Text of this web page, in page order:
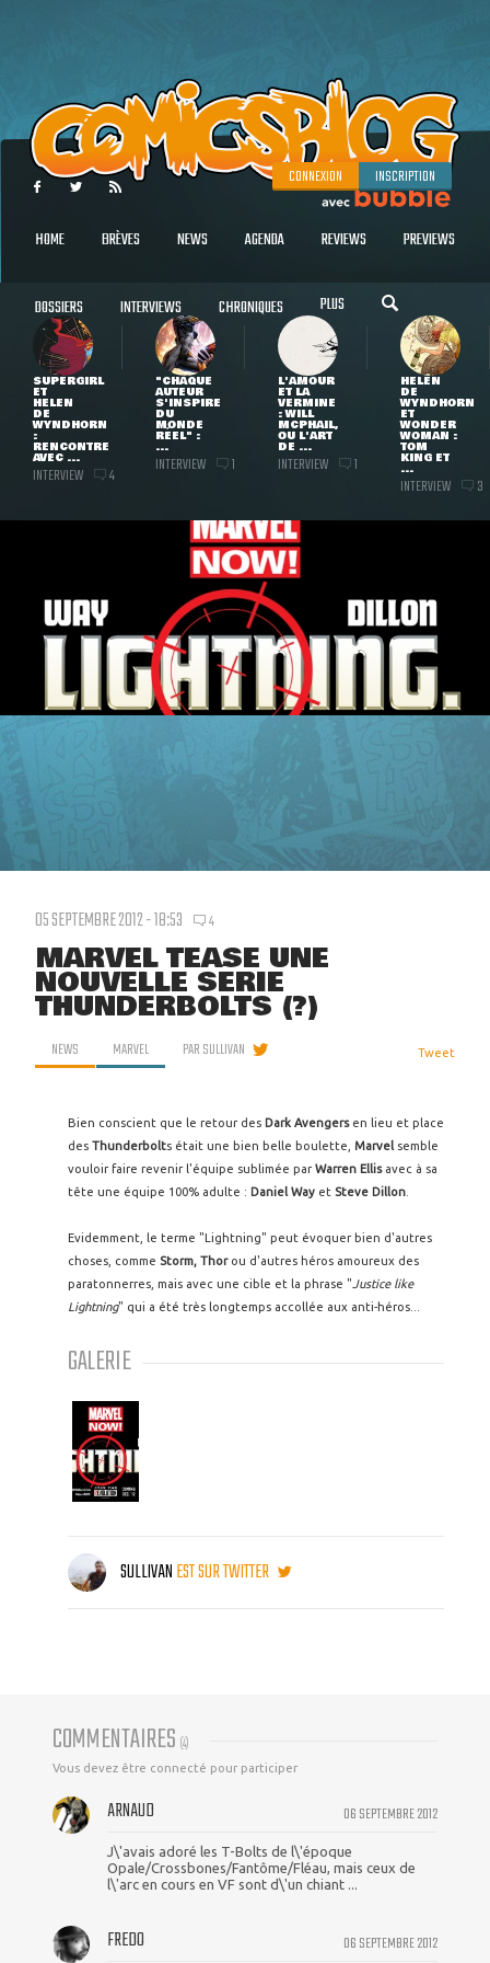
CONNEXION INSCRIPTION
HOME BRÈVES NEWS AGENDA REVIEWS PREVIEWS
DOSSIERS INTERVIEWS CHRONIQUES PLUS
SUPERGIRL
ET
HELEN
DE
WYNDHORN
:
RENCONTRE
AVEC ...
INTERVIEW 4
"CHAQUE
AUTEUR
S'INSPIRE
DU
MONDE
RÉEL" :
...
INTERVIEW 1
L'AMOUR
ET LA
VERMINE
: WILL
MCPHAIL,
OU L'ART
DE ...
INTERVIEW 1
HELEN
DE
WYNDHORN
ET
WONDER
WOMAN :
TOM
KING ET
...
INTERVIEW 3
05 SEPTEMBRE 2012 - 18:53 4
MARVEL TEASE UNE
NOUVELLE SÉRIE
THUNDERBOLTS (?)
NEWS MARVEL PARSULLIVAN Tweet
Bien conscient que le retour des Dark Avengersen lieu et place
des Thunderbolts était une bien belle boulette, Marvel semble
vouloir faire revenir l'équipe sublimée parWarren Ellis avec à sa
tête une équipe 100% adulte : Daniel Way et Steve Dillon
Evidemment, le terme "Lightning" peut évoquer bien d'autres
choses, comme Storm, Thorou d'autres héros amoureux des
paratonnerres, mais avec une cible et la phrase " Justice like
Lightning" qui a été très longtemps accollée aux anti-héros...
GALERIE
SULLIVANEST SUR TWITTER
COMMENTAIRES (4)
Vous devez être connecté pour participer
06 SEPTEMBRE 2012
ARNAUD
J\'avais adoré les T-Bolts de l\'époque
Opale/Crossbones/Fantôme/Fléau, mais ceux de
l\'arc en cours en VF sont d\'un chiant ...
06 SEPTEMBRE 2012
FREDO